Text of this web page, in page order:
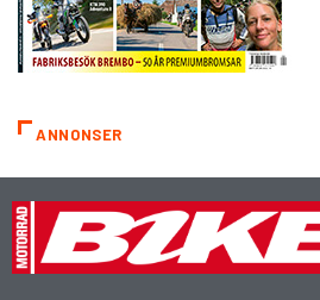
ANNONSER